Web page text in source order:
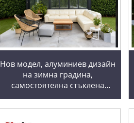
Нов модел, алуминиев дизайн
на зимна градина,
самостоятелна стъклена
слънчева стая, пергола,